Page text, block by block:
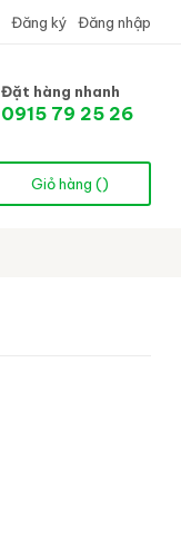
Đăng ký Đăng nhập
Đặt hàng nhanh
0915 79 25 26
Giỏ hàng ()